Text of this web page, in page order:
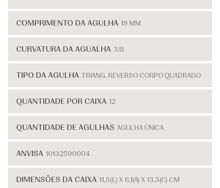
COMPRIMENTO DA AGULHA 19 MM
CURVATURA DA AGUALHA 3/8
TIPO DA AGULHA TRIANG. REVERSO CORPO QUADRADO
QUANTIDADE POR CAIXA 12
QUANTIDADE DE AGULHAS AGULHA ÚNICA
ANVISA 10132590004
DIMENSÕES DA CAIXA 11,5(L) X 6,1(A) X 13,5(C) CM